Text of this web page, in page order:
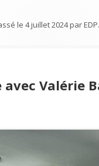
le 4 juillet 2024parEDP.
avec Valérie